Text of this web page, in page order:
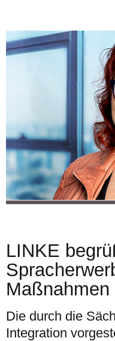
LINKE
Maßnahmen
Die durch die
Integration